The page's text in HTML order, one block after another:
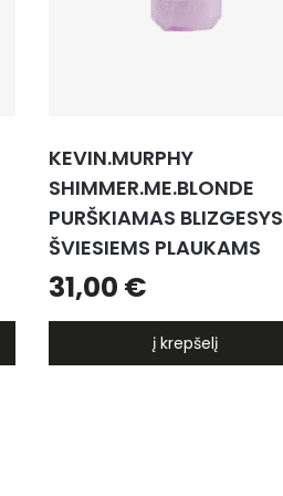
KEVIN.MURPHY
SHIMMER.ME.BLONDE
PURŠKIAMAS BLIZGESYS
ŠVIESIEMS PLAUKAMS
31,00 €
į krepšelį